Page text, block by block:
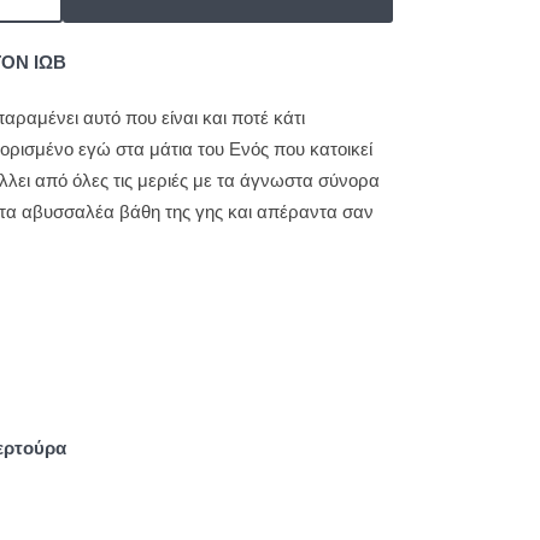
ΙΩΒ
αυτό που είναι και ποτέ κάτι
εγώ στα μάτια του Ενός που κατοικεί
από όλες τις μεριές με τα άγνωστα σύνορα
αβυσσαλέα βάθη της γης και απέραντα σαν